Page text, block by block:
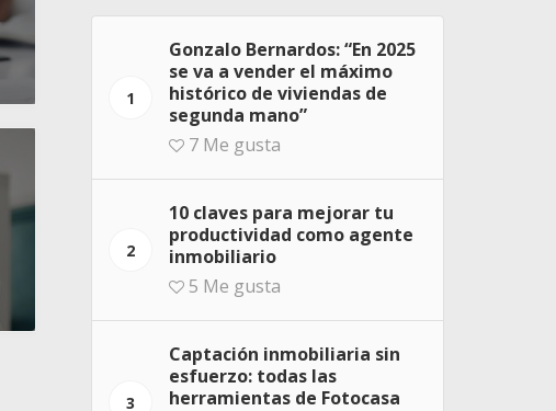
1
Gonzalo Bernardos: “En 2025
se va a vender el máximo
histórico de viviendas de
segunda mano”
7 Me gusta
2
10 claves para mejorar tu
productividad como agente
inmobiliario
5 Me gusta
3
Captación inmobiliaria sin
esfuerzo: todas las
herramientas de Fotocasa